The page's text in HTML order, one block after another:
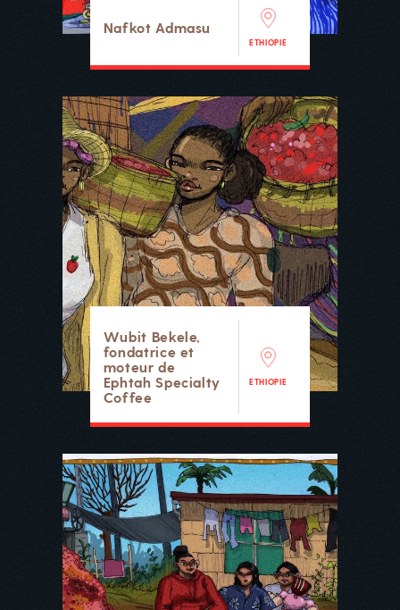
Nafkot Admasu
ETHIOPIE
Wubit Bekele,
fondatrice et
moteur de
Ephtah Specialty
Coffee
ETHIOPIE